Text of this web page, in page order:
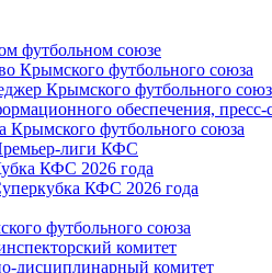
футбольном союзе
Крымского футбольного союза
Крымского футбольного
обеспечения, пресс-
Крымского футбольного союза
лиги КФС
КФС 2026 года
КФС 2026 года
футбольного союза
комитет
дисциплинарный комитет